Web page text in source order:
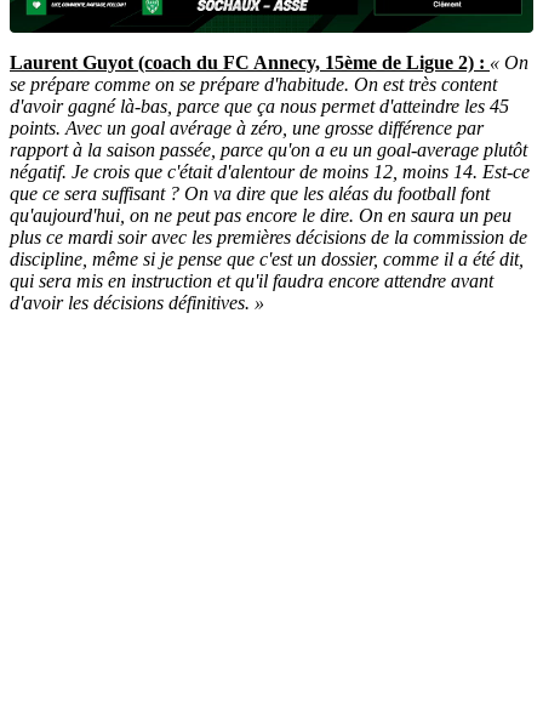
Laurent Guyot (coach du FC Annecy, 15ème de Ligue 2) : « On
se prépare comme on se prépare d'habitude. On est très content
d'avoir gagné là-bas, parce que ça nous permet d'atteindre les 45
points. Avec un goal avérage à zéro, une grosse différence par
rapport à la saison passée, parce qu'on a eu un goal-average plutôt
négatif. Je crois que c'était d'alentour de moins 12, moins 14. Est-ce
que ce sera suffisant ? On va dire que les aléas du football font
qu'aujourd'hui, on ne peut pas encore le dire. On en saura un peu
plus ce mardi soir avec les premières décisions de la commission de
discipline, même si je pense que c'est un dossier, comme il a été dit,
qui sera mis en instruction et qu'il faudra encore attendre avant
d'avoir les décisions définitives. »